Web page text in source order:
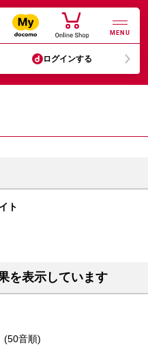
MENU
ログインする
ト
を表示しています
(50音順)